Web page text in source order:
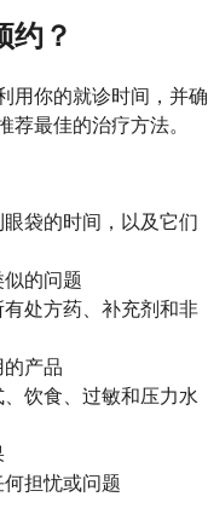
约？
用你的就诊时间，并确
荐最佳的治疗方法。
袋的时间，以及它们
的问题
处方药、补充剂和非
产品
饮食、过敏和压力水
担忧或问题